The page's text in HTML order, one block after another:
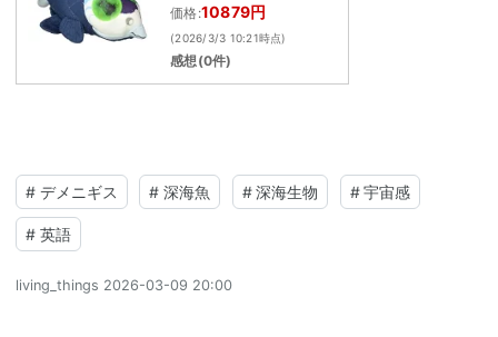
価格:10879円
(2026/3/3 10:21時点)
感想(0件)
# デメニギス # 深海魚 # 深海生物 # 宇宙感
# 英語
living_things 2026-03-09 20:00